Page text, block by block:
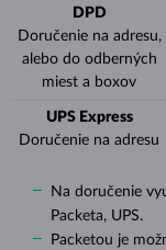
DPD
Doručenie na adresu,
alebo do odberných
miest a boxov
UPS Express
Doručenie na adresu
Na doručenie
Packeta, UPS.
Packetou je